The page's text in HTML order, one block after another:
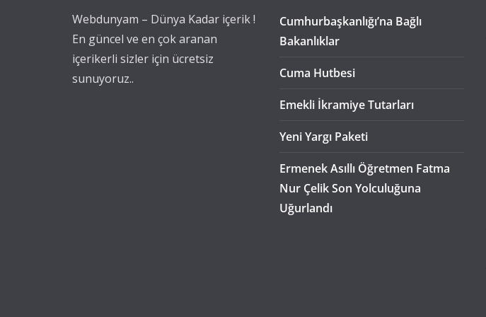
Webdunyam – Dünya Kadar içerik !
En güncel ve en çok aranan
içerikerli sizler için ücretsiz
sunuyoruz..
Cumhurbaşkanlığı’na Bağlı
Bakanlıklar
Cuma Hutbesi
Emekli İkramiye Tutarları
Yeni Yargı Paketi
Ermenek Asıllı Öğretmen Fatma
Nur Çelik Son Yolculuğuna
Uğurlandı